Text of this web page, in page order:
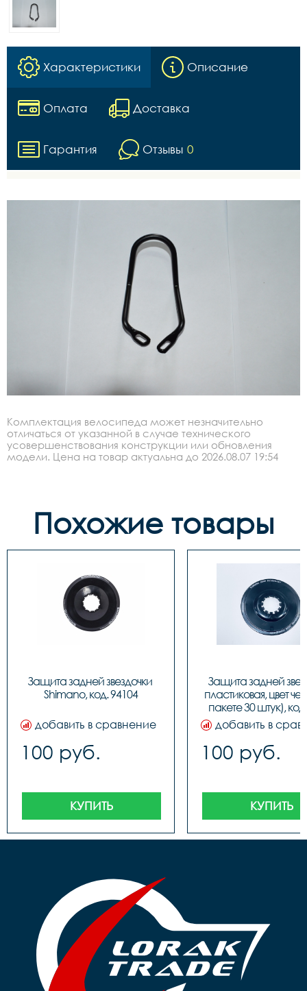
Характеристики Описание
Оплата Доставка
Гарантия Отзывы 0
Комплектация велосипеда может незначительно
отличаться от указанной в случае технического
усовершенствования конструкции или обновления
модели. Цена на товар актуальна до 2026.08.07 19:54
Похожие товары
Защита задней звездочки
Shimano, код. 94104
добавить в сравнение
100 руб.
КУПИТЬ
Защита задней
пластиковая, цвет
пакете 30 штук),
добавить в
100 руб.
КУПИТЬ